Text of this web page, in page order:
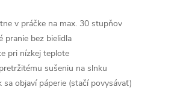
v práčke na max. 30 stupňov
pranie bez bielidla
pri nízkej teplote
sušeniu na slnku
sa objaví páperie (stačí povysávať)